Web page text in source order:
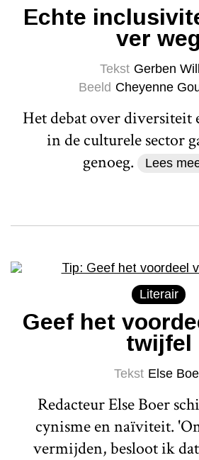
Echte
ver weg
Tekst Gerben
Beeld Cheyenne
Het debat over
in de culturele sector
genoeg.
Lees
Literair
Geef het
twijfel
Tekst Else
Redacteur Else Boer
cynisme en naïviteit.
vermijden, besloot ik